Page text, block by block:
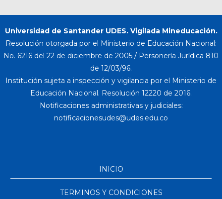
Universidad de Santander UDES. Vigilada Mineducación.
Resolución otorgada por el Ministerio de Educación Nacional:
No. 6216 del 22 de diciembre de 2005 / Personería Jurídica 810
de 12/03/96.
Institución sujeta a inspección y vigilancia por el Ministerio de
Educación Nacional. Resolución 12220 de 2016.
Notificaciones administrativas y judiciales:
INICIO
TERMINOS Y CONDICIONES